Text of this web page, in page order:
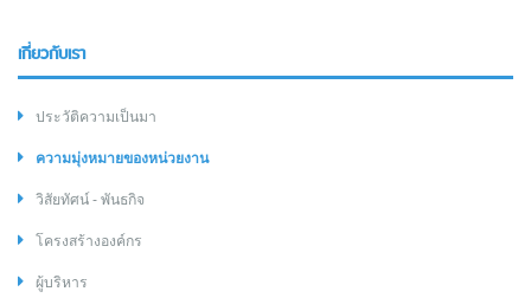
เกี่ยวกับเรา
ประวัติความเป็นมา
ความมุ่งหมายของหน่วยงาน
วิสัยทัศน์ - พันธกิจ
โครงสร้างองค์กร
ผู้บริหาร